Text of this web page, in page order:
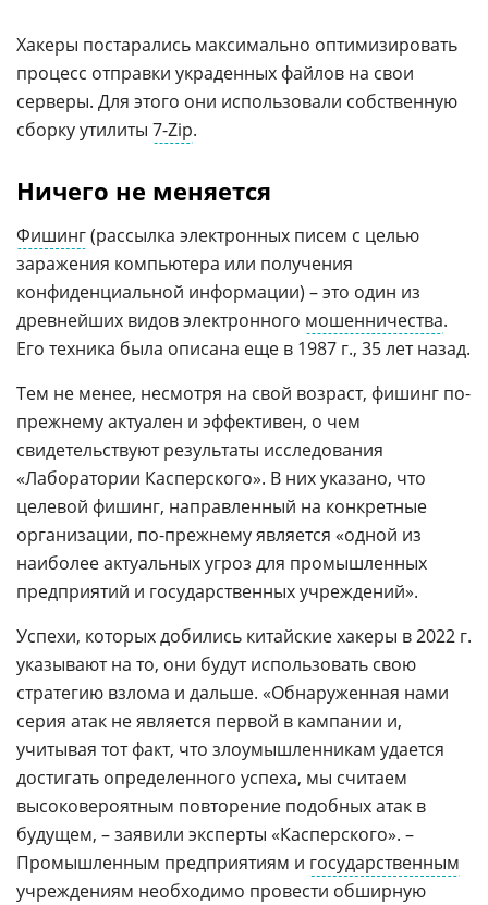
Хакеры постарались максимально оптимизировать
процесс отправки украденных файлов на свои
серверы. Для этого они использовали собственную
сборку утилиты 7-Zip.
Ничего не меняется
Фишинг(рассылка электронных писем с целью
заражения компьютера или получения
конфиденциальной информации) – это один из
древнейших видов электронного мошенничества.
Его техника была описана еще в 1987 г., 35 лет назад.
Тем не менее, несмотря на свой возраст, фишинг по-
прежнему актуален и эффективен, о чем
свидетельствуют результаты исследования
«Лаборатории Касперского». В них указано, что
целевой фишинг, направленный на конкретные
организации, по-прежнему является «одной из
наиболее актуальных угроз для промышленных
предприятий и государственных учреждений».
Успехи, которых добились китайские хакеры в 2022 г.
указывают на то, они будут использовать свою
стратегию взлома и дальше. «Обнаруженная нами
серия атак не является первой в кампании и,
учитывая тот факт, что злоумышленникам удается
достигать определенного успеха, мы считаем
высоковероятным повторение подобных атак в
будущем, – заявили эксперты «Касперского». –
Промышленным предприятиям и государственным
учреждениям необходимо провести обширную